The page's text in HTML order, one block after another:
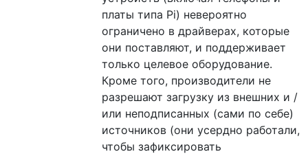
платы типа Pi) невероятно
ограничено в драйверах, которые
они поставляют, и поддерживает
только целевое оборудование.
Кроме того, производители не
разрешают загрузку из внешних и /
или неподписанных (сами по себе)
источников (они усердно работали,
чтобы зафиксировать